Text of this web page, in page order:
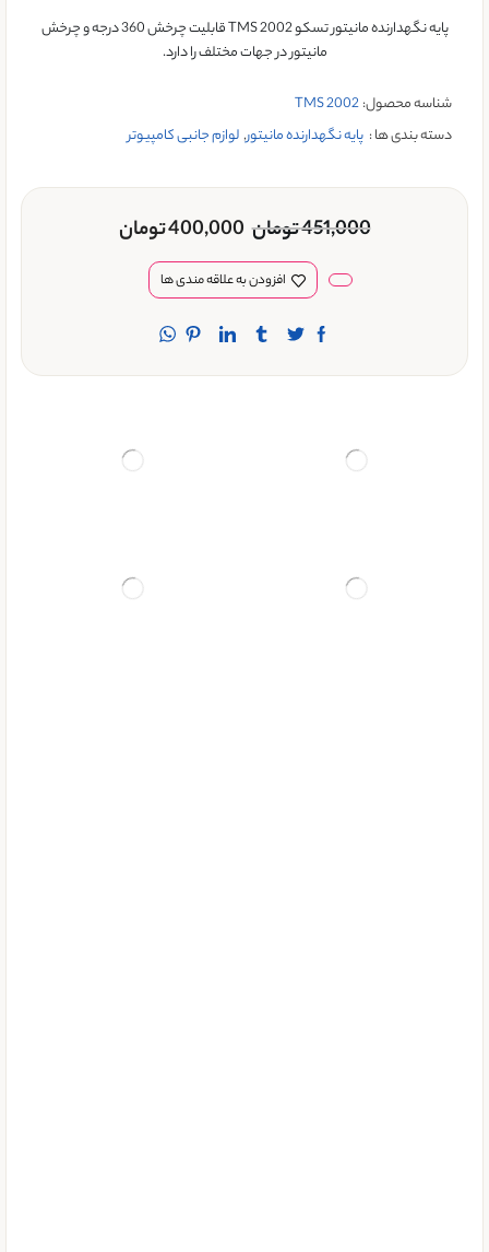
پایه نگهدارنده مانیتور تسکو TMS 2002 قابلیت چرخش 360 درجه و چرخش
مانیتور در جهات مختلف را دارد.
شناسه محصول:TMS 2002
دسته بندی ها : پایه نگهدارنده مانیتور,لوازم جانبی کامپیوتر
451,000تومان 400,000تومان
افزودن به علاقه مندی ها